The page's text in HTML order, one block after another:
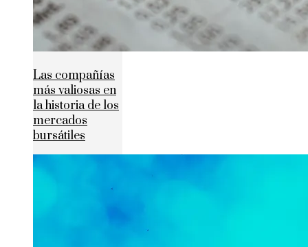
Las compañías
más valiosas en
la historia de los
mercados
bursátiles